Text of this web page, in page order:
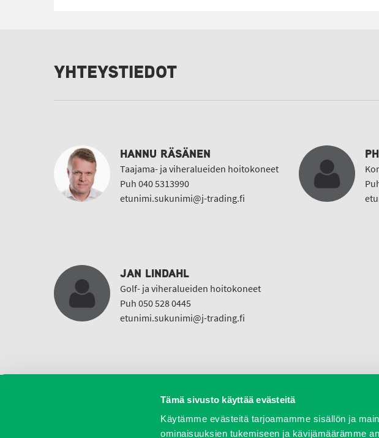
Tämä sivusto käyttää evästeitä
Käytämme evästeitä tarjoamamme sisällön ja
ominaisuuksien tukemiseen ja kävijämäärämme
YHTEYSTIEDOT
HANNU RÄSÄNEN
Taajama- ja viheralueiden hoitokoneet
Puh 040 5313990
etunimi.sukunimi@j-trading.fi
JAN LINDAHL
Golf- ja viheralueiden hoitokoneet
Puh 050 528 0445
etunimi.sukunimi@j-trading.fi
Vaihtokoneet Kalusteet Huolto ja varaosat